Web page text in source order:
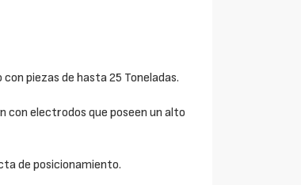
piezas de hasta 25 Toneladas.
con electrodos que poseen un alto
de posicionamiento.